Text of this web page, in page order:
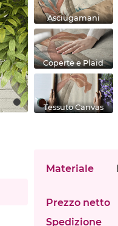
Asciugamani
Coperte e Plaid
Tessuto Canvas
Materiale
Prezzo netto
Spedizione